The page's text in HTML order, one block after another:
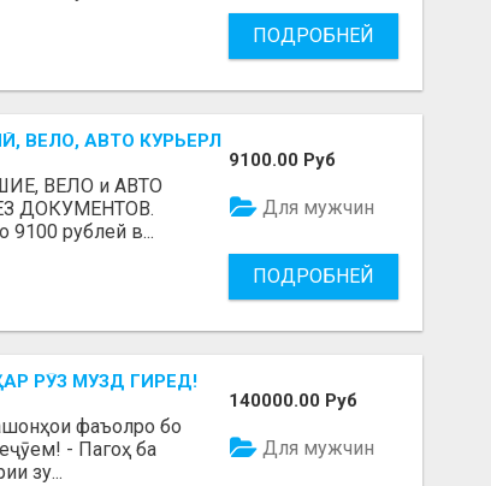
ПОДРОБНЕЙ
ВЕЛО, АВТО КУРЬЕРЛЕР / БЕРЕМ БЕЗ
ВЕЛО и АВТО
ДОКУМЕНТОВ.
рублей в...
9100.00 Руб
Для мужчин
ПОДРОБНЕЙ
РӮЗ МУЗД ГИРЕД!
фаъолро бо
- Пагоҳ ба
зу...
140000.00 Руб
Для мужчин